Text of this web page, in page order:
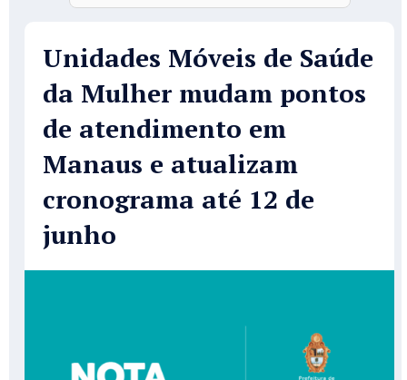
Unidades Móveis de Saúde
da Mulher mudam pontos
de atendimento em
Manaus e atualizam
cronograma até 12 de
junho